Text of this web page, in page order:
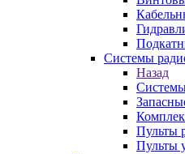
Системы
Назад
Пульты
Пульты